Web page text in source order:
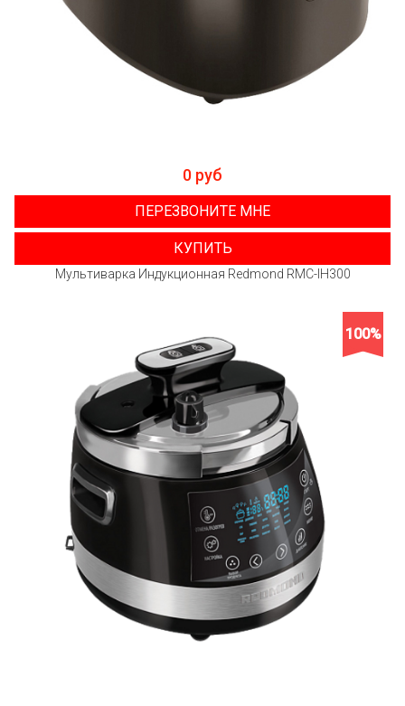
0 руб
ПЕРЕЗВОНИТЕ МНЕ
КУПИТЬ
Мультиварка Индукционная Redmond RMC-IH300
100%